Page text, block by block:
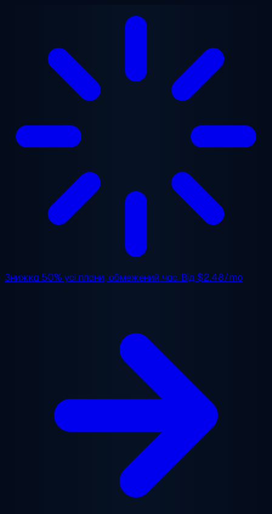
Знижка 50% усі плани, обмежений час. Від$2.48/mo